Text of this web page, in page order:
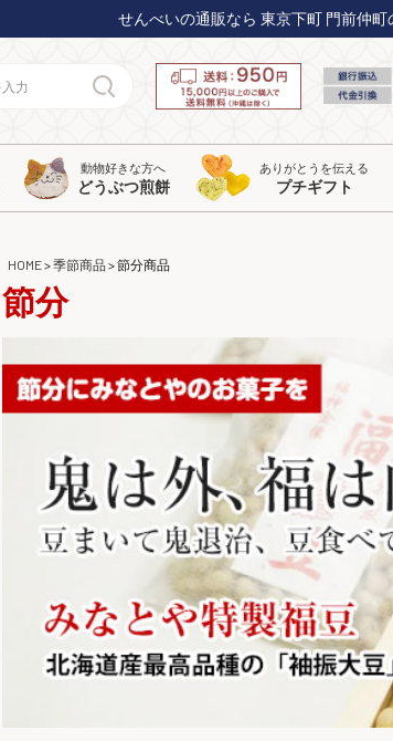
せんべいの通販なら 東京下町 門前仲町
動物好きな方へ
どうぶつ煎餅
ありがとうを伝える
プチギフト
HOME 季節商品 節分商品
節分